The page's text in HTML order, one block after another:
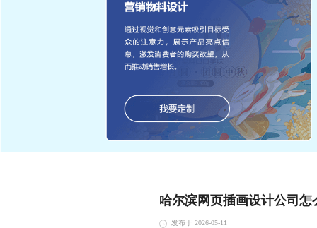
哈尔滨网页插画设计公司怎
发布于 2026-05-11